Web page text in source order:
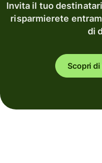
Invita il tuo
risparmierete
di
Scopri